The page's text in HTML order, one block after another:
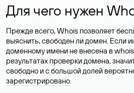
Для чего нужен
Прежде всего, Whois позволяет
выяснить, свободен ли домен. Если
доменному имени не внесена в
результатах проверки домена,
свободно и с большой долей
зарегистрировано.